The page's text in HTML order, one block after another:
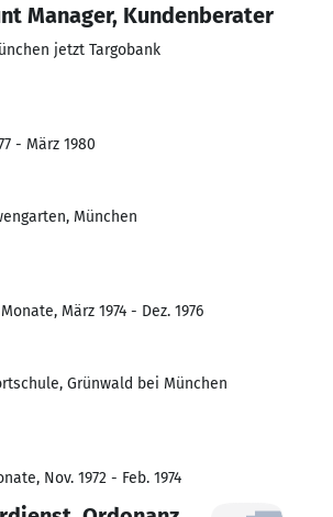
Manager, Kundenberater
jetzt Targobank
- März 1980
München
März 1974 - Dez. 1976
Grünwald bei München
Nov. 1972 - Feb. 1974